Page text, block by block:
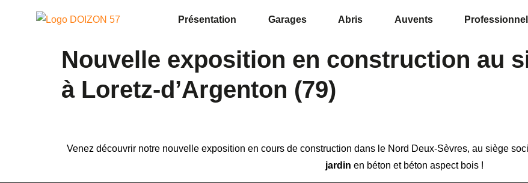
Présentation Garages Abris Auvents
Nouvelle exposition en construction au
à Loretz-d’Argenton (79)
Venez découvrir notre nouvelle exposition en cours de construction dans le Nord Deux-Sèvres, au siège
jardin en béton et béton aspect bois !